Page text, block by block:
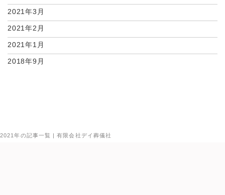
2021年の記事一覧 | 有限会社デイ葬儀社
2021年3月
2021年2月
2021年1月
2018年9月